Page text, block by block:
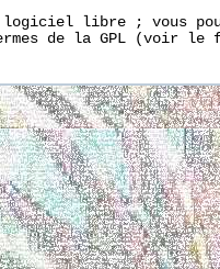
libre ; vous